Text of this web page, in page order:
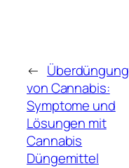
← Überdüngung
von Cannabis:
Symptome und
Lösungen mit
Cannabis
Düngemittel